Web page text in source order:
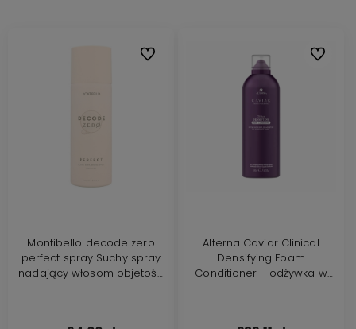
Montibello decode zero
perfect spray Suchy spray
nadający włosom objetość
Do ulubionych
Alterna Caviar Clinical
Densifying Foam
Conditioner - odżywka w
Do